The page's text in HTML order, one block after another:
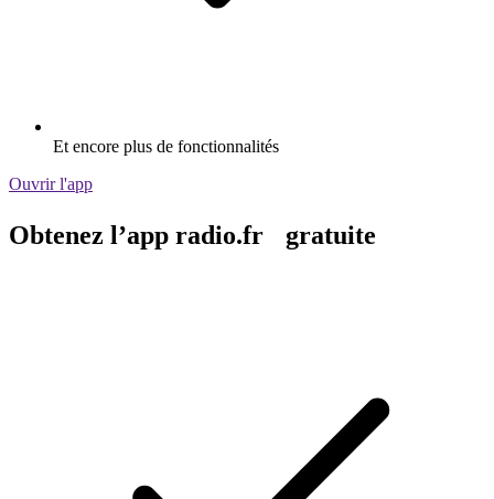
Et encore plus de fonctionnalités
Ouvrir l'app
Obtenez l’app radio.fr gratuite